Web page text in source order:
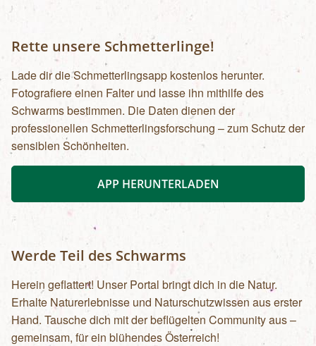
Rette unsere Schmetterlinge!
Lade dir die Schmetterlingsapp kostenlos herunter.
Fotografiere einen Falter und lasse ihn mithilfe des
Schwarms bestimmen. Die Daten dienen der
professionellen Schmetterlingsforschung – zum Schutz der
sensiblen Schönheiten.
APP HERUNTERLADEN
Werde Teil des Schwarms
Herein geflattert! Unser Portal bringt dich in die Natur.
Erhalte Naturerlebnisse und Naturschutzwissen aus erster
Hand. Tausche dich mit der beflügelten Community aus –
gemeinsam, für ein blühendes Österreich!